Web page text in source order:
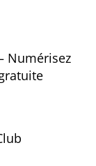
Numérisez